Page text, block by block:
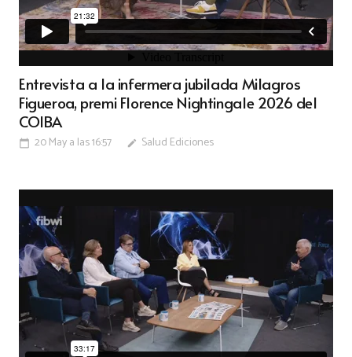
Entrevista a la infermera jubilada Milagros
Figueroa, premi Florence Nightingale 2026 del
COIBA
calendar_today 20 May a las 16:57 edit Salud Ediciones